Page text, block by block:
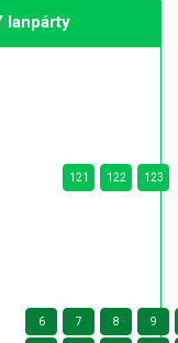
lanpárty
121 122 123
6 7 8 9